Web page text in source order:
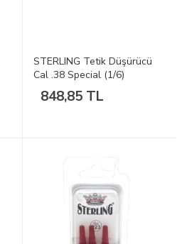
STERLING Tetik Düşürücü
Cal .38 Special (1/6)
848,85 TL